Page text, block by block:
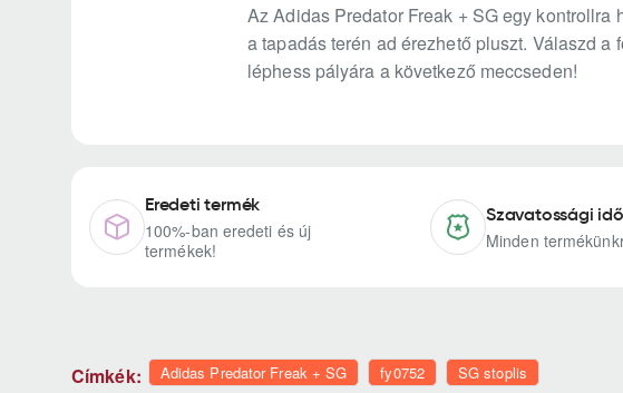
Az Adidas Predator Freak + SG egy
a tapadás terén ad érezhető pluszt. Válaszd
léphess pályára a következő meccseden!
Eredeti termék
100%-ban eredeti és új
termékek!
Szavatossági
Minden
Címkék: Adidas Predator Freak + SG fy0752 SG stoplis